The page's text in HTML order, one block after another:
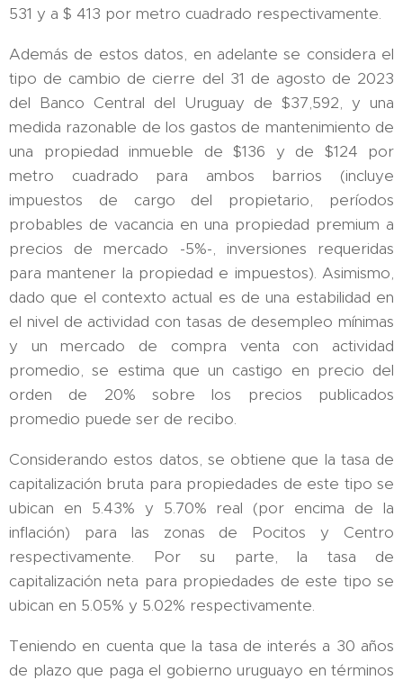
531 y a $ 413 por metro cuadrado respectivamente.
Además de estos datos, en adelante se considera el
tipo de cambio de cierre del 31 de agosto de 2023
del Banco Central del Uruguay de $37,592, y una
medida razonable de los gastos de mantenimiento de
una propiedad inmueble de $136 y de $124 por
metro cuadrado para ambos barrios (incluye
impuestos de cargo del propietario, períodos
probables de vacancia en una propiedad premium a
precios de mercado -5%-, inversiones requeridas
para mantener la propiedad e impuestos). Asimismo,
dado que el contexto actual es de una estabilidad en
el nivel de actividad con tasas de desempleo mínimas
y un mercado de compra venta con actividad
promedio, se estima que un castigo en precio del
orden de 20% sobre los precios publicados
promedio puede ser de recibo.
Considerando estos datos, se obtiene que la tasa de
capitalización bruta para propiedades de este tipo se
ubican en 5.43% y 5.70% real (por encima de la
inflación) para las zonas de Pocitos y Centro
respectivamente. Por su parte, la tasa de
capitalización neta para propiedades de este tipo se
ubican en 5.05% y 5.02% respectivamente.
Teniendo en cuenta que la tasa de interés a 30 años
de plazo que paga el gobierno uruguayo en términos